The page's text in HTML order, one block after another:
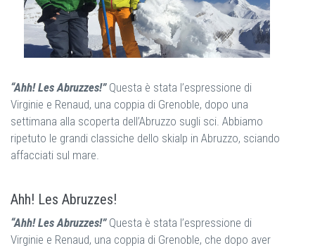
“Ahh! Les Abruzzes!”Questa è stata l’espressione di
Virginie e Renaud, una coppia di Grenoble, dopo una
settimana alla scoperta dell’Abruzzo sugli sci. Abbiamo
ripetuto le grandi classiche dello skialp in Abruzzo, sciando
affacciati sul mare.
Ahh! Les Abruzzes!
“Ahh! Les Abruzzes!”Questa è stata l’espressione di
Virginie e Renaud, una coppia di Grenoble, che dopo aver